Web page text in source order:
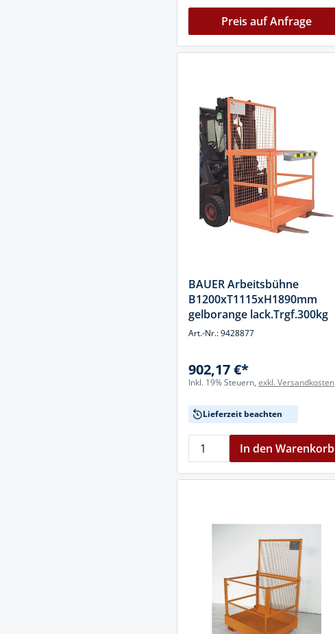
Preis auf Anfrage
BAUER Arbeitsbühne
B1200xT1115xH1890mm
gelborange lack.Trgf.300kg
Art.-Nr.: 9428877
902,17 €*
Inkl. 19% Steuern, exkl. Versandkosten
Lieferzeit beachten
In den Warenkorb